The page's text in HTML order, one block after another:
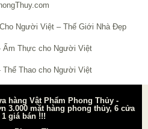
hàng Vật Phẩm Phong Thủy -
3.000 mặt hàng phong thủy, 6 cửa
1 giá bán !!!